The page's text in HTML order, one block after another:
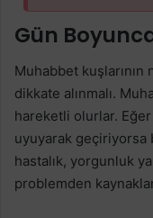
Gün
Muhabbet kuşlarının
dikkate alınmalı.
hareketli olurlar.
uyuyarak
hastalık, yorgunluk
problemden